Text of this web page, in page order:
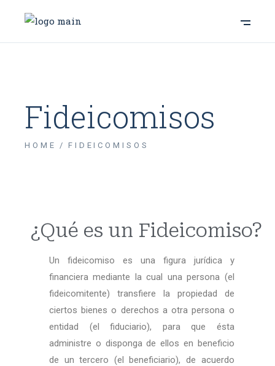
Fideicomisos
HOME FIDEICOMISOS
¿Qué es un Fideicomiso?
Un fideicomiso es una figura jurídica y
financiera mediante la cual una persona (el
fideicomitente) transfiere la propiedad de
ciertos bienes o derechos a otra persona o
entidad (el fiduciario), para que ésta
administre o disponga de ellos en beneficio
de un tercero (el beneficiario), de acuerdo